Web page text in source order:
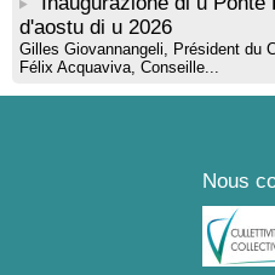
d'aostu di u 2026
Gilles Giovannangeli, Président du
Félix Acquaviva, Conseille...
Nous